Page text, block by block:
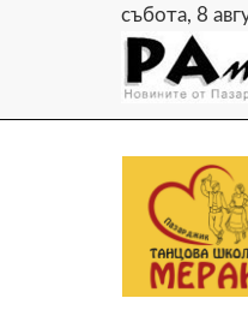
събота, 8